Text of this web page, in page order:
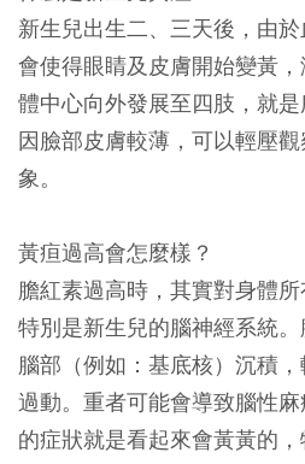
新生兒出生二、三天後，由於
會使得眼睛及皮膚開始變黃
體中心向外發展至四肢，就是
因臉部皮膚較薄，可以輕壓
象。
黃疸過高會怎麼樣？
膽紅素過高時，其實對身體所
特別是新生兒的腦神經系統
腦部（例如：基底核）沉積，
過動。重者可能會導致腦性
的症狀就是看起來會黃黃的，